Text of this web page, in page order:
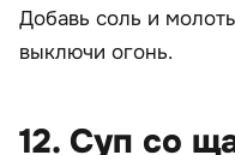
Добавь соль и
выключи огонь.
12. Суп со